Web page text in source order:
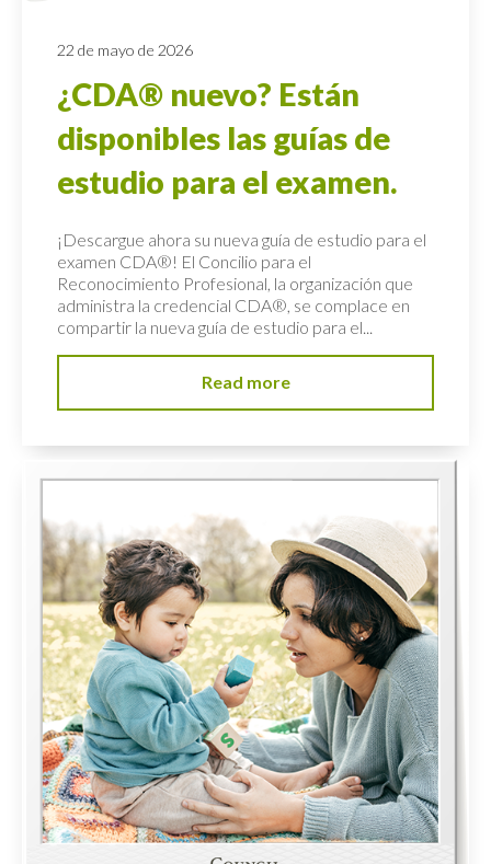
22 de mayo de 2026
¿CDA® nuevo? Están
disponibles las guías de
estudio para el examen.
¡Descargue ahora su nueva guía de estudio para el
examen CDA®! El Concilio para el
Reconocimiento Profesional, la organización que
administra la credencial CDA®, se complace en
compartir la nueva guía de estudio para el...
Read more